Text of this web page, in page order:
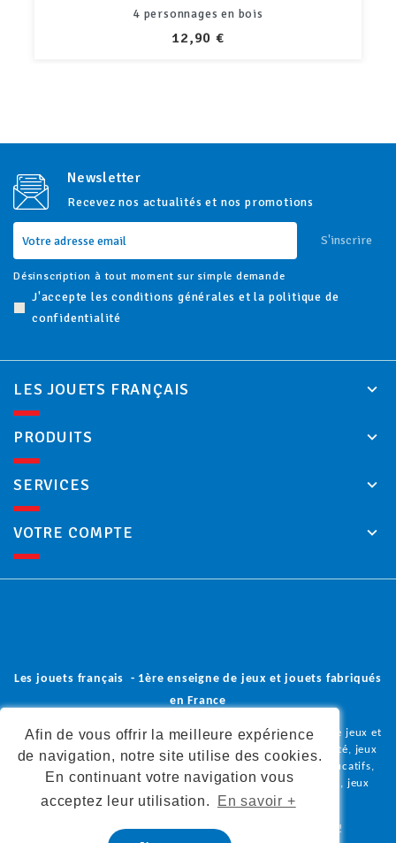
Afin de vous offrir la meilleure expérience
de navigation, notre site utilise des cookies.
En continuant votre navigation vous
acceptez leur utilisation.
En savoir +
4 personnages en bois
PRIX
12,90 €
Newsletter
Recevez nos actualités et nos promotions
S'inscrire
Désinscription à tout moment sur simple demande
J'accepte les conditions générales et la politique de
confidentialité
LES JOUETS FRANÇAIS
PRODUITS
SERVICES
VOTRE COMPTE
Les jouets français - 1ère enseigne de jeux et jouets fabriqués
en France
Vous trouverez dans notre boutique en ligne une sélection de jeux et
jouets en bois, peluches et doudous, poupées, jeux de société, jeux
coopératifs, jeux de construction, jeux d'imitation, jeux éducatifs,
déguisements, jeux d'éveil, jeux de plein air, loisirs créatifs, jeux
olfactifs, tous fabriqués en France.
Donnez à vos enfants la liberté de grandir autrement !